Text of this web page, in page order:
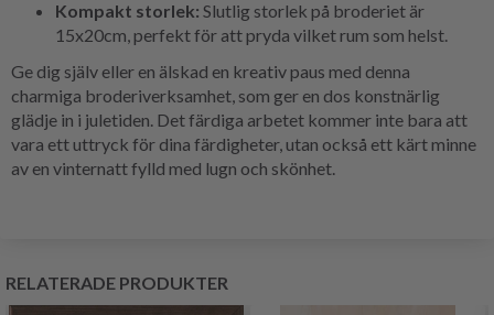
Kompakt storlek: Slutlig storlek på broderiet är
15x20cm, perfekt för att pryda vilket rum som helst.
Ge dig själv eller en älskad en kreativ paus med denna
charmiga broderiverksamhet, som ger en dos konstnärlig
glädje in i juletiden. Det färdiga arbetet kommer inte bara att
vara ett uttryck för dina färdigheter, utan också ett kärt minne
av en vinternatt fylld med lugn och skönhet.
RELATERADE PRODUKTER